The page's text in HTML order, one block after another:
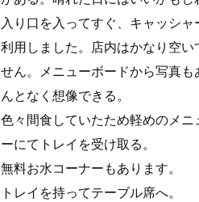
入り口を入ってすぐ、キャッシ
利用しました。店内はかなり空
せん。メニューボードから写真
んとなく想像できる。
色々間食していたため軽めのメ
ーにてトレイを受け取る。
無料お水コーナーもあります。
トレイを持ってテーブル席へ。